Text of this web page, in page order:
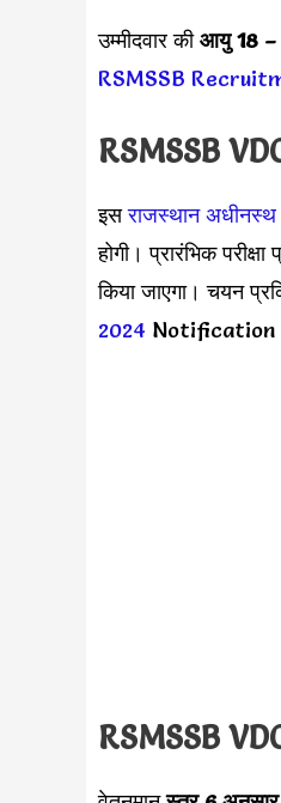
उम्मीदवार कीआयु 18 –
RSMSSB
RSMSSB
इसराजस्थान अधीनस्थ
होगी। प्रारंभिक
किया जाएगा। चयन
2024 Notification
RSMSSB